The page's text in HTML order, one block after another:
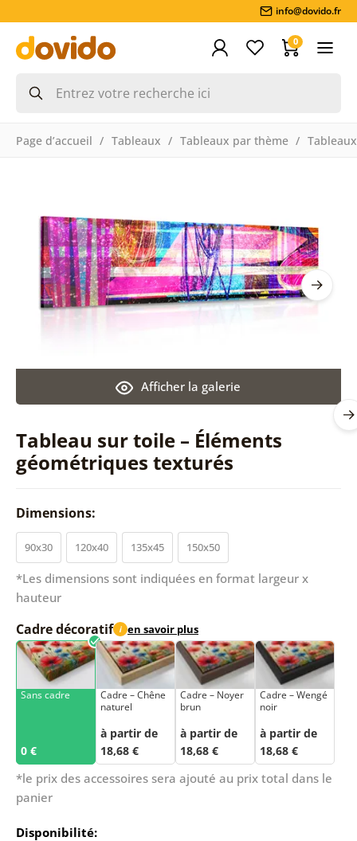
info@dovido.fr
0
Page d’accueil Tableaux Tableaux par thème
Tableau sur toile – Éléments
géométriques texturés
Afficher la galerie
Dimensions:
90x30 120x40 135x45 150x50
*Les dimensions sont indiquées en format largeur x
hauteur
Cadre décoratif i en savoir plus
Sans cadre
0 €
Cadre – Chêne
naturel
à partir de
18,68 €
Cadre – Noyer
brun
à partir de
18,68 €
Cadre – Wengé
noir
à partir de
18,68 €
*le prix des accessoires sera ajouté au prix total dans le
panier
Disponibilité: